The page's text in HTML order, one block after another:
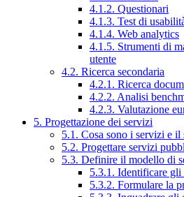
4.1.2. Questionari
4.1.3. Test di
4.1.4. Web analytics
4.1.5. Strumenti di
utente
4.2. Ricerca secondaria
4.2.1. Ricerca
4.2.2. Analisi
4.2.3. Valutazione
5. Progettazione dei servizi
5.1. Cosa sono i servizi e il
5.2. Progettare servizi
5.3. Definire il modello di
5.3.1. Identificare
5.3.2. Formulare la